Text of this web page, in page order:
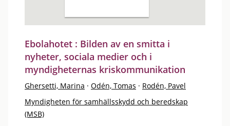
Ebolahotet : Bilden av en smitta i
nyheter, sociala medier och i
myndigheternas kriskommunikation
Ghersetti, Marina · Odén, Tomas · Rodén, Pavel
Myndigheten för samhällsskydd och beredskap
(MSB)